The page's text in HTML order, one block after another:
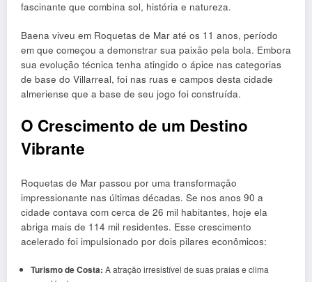
fascinante que combina sol, história e natureza.
Baena viveu em Roquetas de Mar até os 11 anos, período
em que começou a demonstrar sua paixão pela bola. Embora
sua evolução técnica tenha atingido o ápice nas categorias
de base do Villarreal, foi nas ruas e campos desta cidade
almeriense que a base de seu jogo foi construída.
O Crescimento de um Destino
Vibrante
Roquetas de Mar passou por uma transformação
impressionante nas últimas décadas. Se nos anos 90 a
cidade contava com cerca de 26 mil habitantes, hoje ela
abriga mais de 114 mil residentes. Esse crescimento
acelerado foi impulsionado por dois pilares econômicos:
Turismo de Costa: A atração irresistível de suas praias e clima